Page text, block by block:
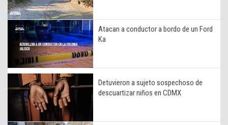
Atacan a conductor a bordo de un Ford
Ka
Detuvieron a sujeto sospechoso de
descuartizar niños en CDMX